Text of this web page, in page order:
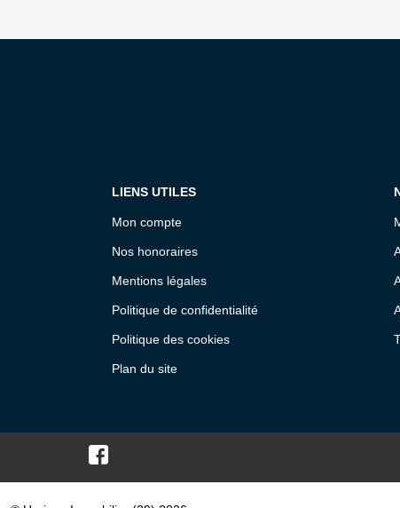
LIENS UTILES
Mon compte
Nos honoraires
Mentions légales
Politique de confidentialité
Politique des cookies
Plan du site